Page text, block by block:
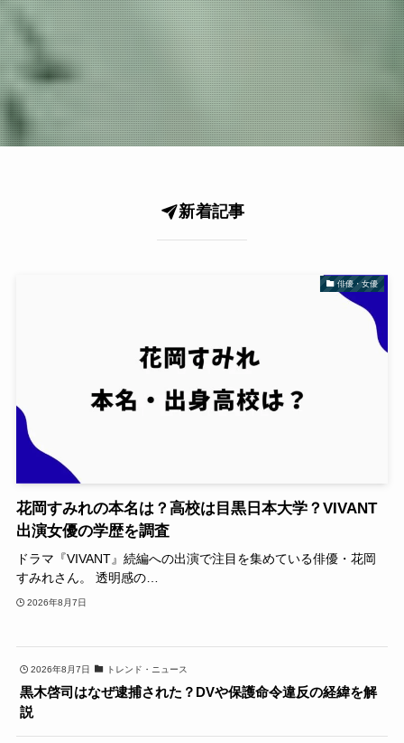
新着記事
俳優・女優
花岡すみれの本名は？高校は目黒日本大学？VIVANT
出演女優の学歴を調査
ドラマ『VIVANT』続編への出演で注目を集めている俳優・花岡
すみれさん。 透明感の…
2026年8月7日
2026年8月7日 トレンド・ニュース
黒木啓司はなぜ逮捕された？DVや保護命令違反の経緯を解
説